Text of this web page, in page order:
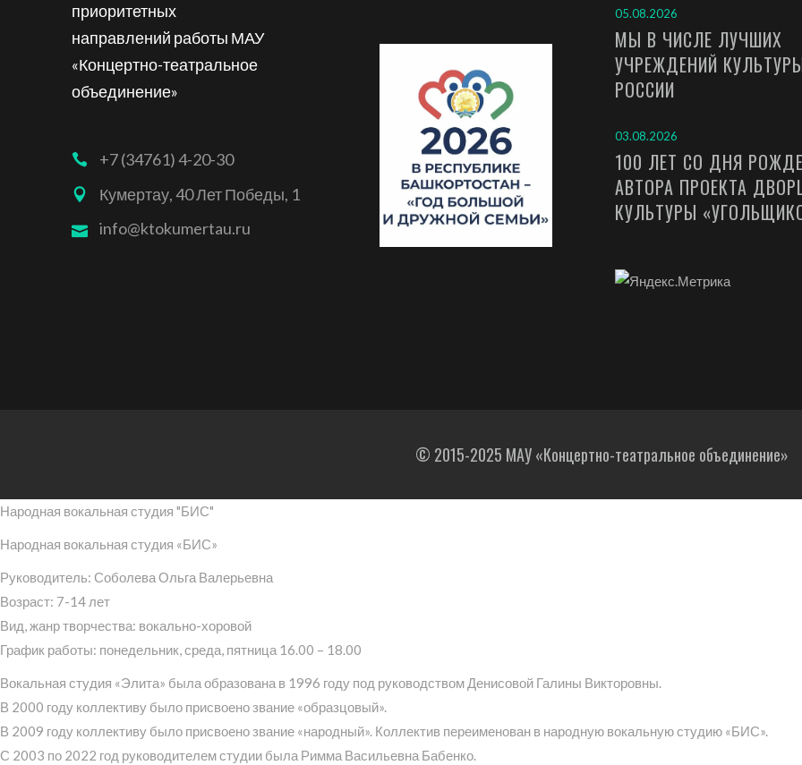
приоритетных
направлений работы МАУ
«Концертно-театральное
объединение»
+7 (34761) 4-20-30
Кумертау, 40 Лет Победы, 1
info@ktokumertau.ru
05.08.2026
МЫ В ЧИСЛЕ ЛУЧШИХ
УЧРЕЖДЕНИЙ
РОССИИ
03.08.2026
100 ЛЕТ СО ДНЯ
АВТОРА ПРОЕКТА
КУЛЬТУРЫ
© 2015-2025 МАУ «Концертно-театральное объединение»
Народная вокальная студия "БИС"
Народная вокальная студия «БИС»
Руководитель: Соболева Ольга Валерьевна
Возраст: 7-14 лет
Вид, жанр творчества: вокально-хоровой
График работы: понедельник, среда, пятница 16.00 – 18.00
Вокальная студия «Элита» была образована в 1996 году под руководством Денисовой Галины Викторовны.
В 2000 году коллективу было присвоено звание «образцовый».
В 2009 году коллективу было присвоено звание «народный». Коллектив переименован в народную вокальную студию «БИС».
С 2003 по 2022 год руководителем студии была Римма Васильевна Бабенко.